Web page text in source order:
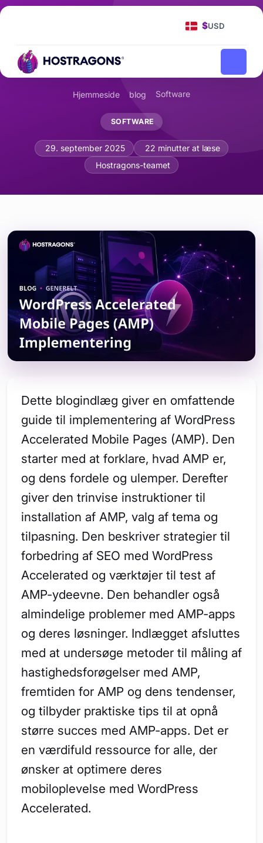
$USD
Hjemmeside blog Software
SOFTWARE
WordPress Accelerated Mobile
29. september 2025
22 minutter at læse
Hostragons-teamet
Dette blogindlæg giver en omfattende
guide til implementering af WordPress
Accelerated Mobile Pages (AMP). Den
starter med at forklare, hvad AMP er,
og dens fordele og ulemper. Derefter
giver den trinvise instruktioner til
installation af AMP, valg af tema og
tilpasning. Den beskriver strategier til
forbedring af SEO med WordPress
Accelerated og værktøjer til test af
AMP-ydeevne. Den behandler også
almindelige problemer med AMP-apps
og deres løsninger. Indlægget afsluttes
med at undersøge metoder til måling af
hastighedsforøgelser med AMP,
fremtiden for AMP og dens tendenser,
og tilbyder praktiske tips til at opnå
større succes med AMP-apps. Det er
en værdifuld ressource for alle, der
ønsker at optimere deres
mobiloplevelse med WordPress
Accelerated.